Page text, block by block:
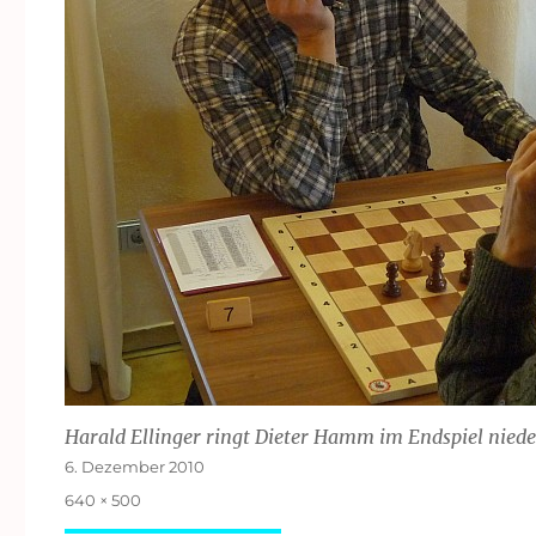
Harald Ellinger ringt Dieter Hamm im Endspiel
Veröffentlicht
am
6. Dezember 2010
Originalgröße
640 × 500